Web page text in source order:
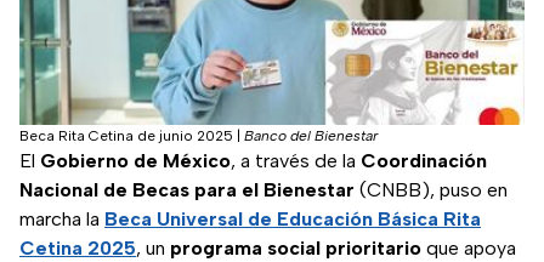
Beca Rita Cetina de junio 2025 Banco del Bienestar
El Gobierno de México, a través de la Coordinación
Nacional de Becas para el Bienestar (CNBB), puso en
marcha la Beca Universal de Educación Básica Rita
Cetina 2025, un programa social prioritario que apoya